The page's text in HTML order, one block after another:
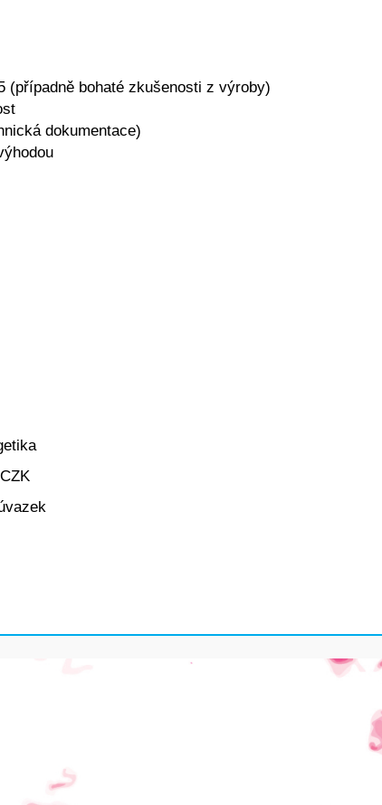
(případně bohaté zkušenosti z výroby)
dokumentace)